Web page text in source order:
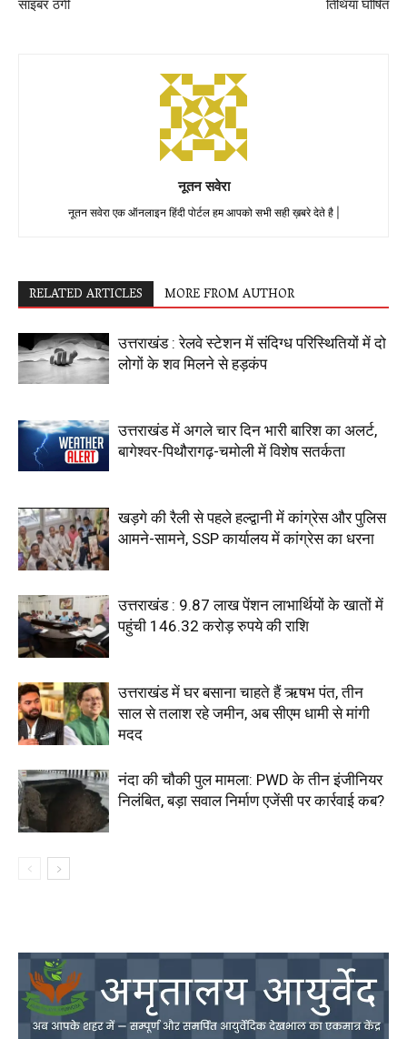
साइबर ठगी तिथियां घोषित
नूतन सवेरा
नूतन सवेरा एक ऑनलाइन हिंदी पोर्टल हम आपको सभी सही ख़बरे देते है |
RELATED ARTICLES MORE FROM AUTHOR
उत्तराखंड : रेलवे स्टेशन में संदिग्ध परिस्थितियों में दो
लोगों के शव मिलने से हड़कंप
उत्तराखंड में अगले चार दिन भारी बारिश का अलर्ट,
बागेश्वर-पिथौरागढ़-चमोली में विशेष सतर्कता
खड़गे की रैली से पहले हल्द्वानी में कांग्रेस और पुलिस
आमने-सामने, SSP कार्यालय में कांग्रेस का धरना
उत्तराखंड : 9.87 लाख पेंशन लाभार्थियों के खातों में
पहुंची 146.32 करोड़ रुपये की राशि
उत्तराखंड में घर बसाना चाहते हैं ऋषभ पंत, तीन
साल से तलाश रहे जमीन, अब सीएम धामी से मांगी
मदद
नंदा की चौकी पुल मामला: PWD के तीन इंजीनियर
निलंबित, बड़ा सवाल निर्माण एजेंसी पर कार्रवाई कब?